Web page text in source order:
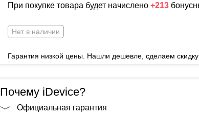
При покупке товара будет начислено +213
Нет в наличии
Гарантия низкой цены. Нашли дешевле, сделаем
Почему iDevice?
Официальная гарантия